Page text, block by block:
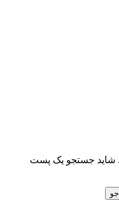
شاید جستجو یک پست